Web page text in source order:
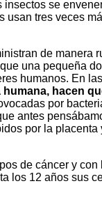
se
usan tres veces
de manera
una pequeña
humanos. En
hacen
por
antes
por la placenta
de cáncer y con
los 12 años sus